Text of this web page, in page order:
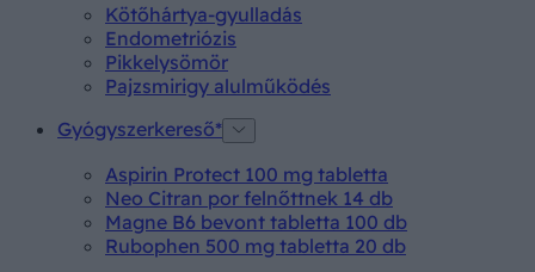
Kötőhártya-gyulladás
Endometriózis
Pikkelysömör
Pajzsmirigy alulműködés
Gyógyszerkereső*
Aspirin Protect 100 mg tabletta
Neo Citran por felnőttnek 14 db
Magne B6 bevont tabletta 100 db
Rubophen 500 mg tabletta 20 db